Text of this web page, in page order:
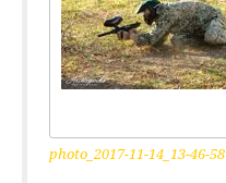
photo_2017-11-14_13-46-58